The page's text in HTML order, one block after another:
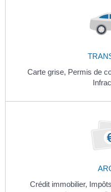
Carte grise, Permis de
Crédit immobilier,